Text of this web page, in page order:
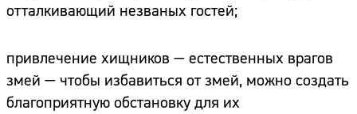
отталкивающий незваных гостей;
привлечение хищников — естественных врагов
змей — чтобы избавиться от змей, можно создать
благоприятную обстановку для их